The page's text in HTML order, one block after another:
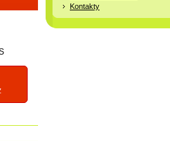
Kontakty